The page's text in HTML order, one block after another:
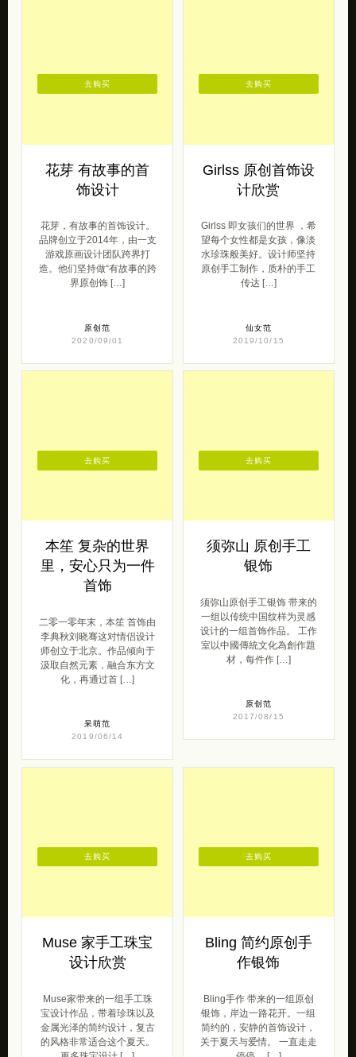
花芽 有故事的首
饰设计
花芽，有故事的首饰设计。
品牌创立于2014年，由一支
游戏原画设计团队跨界打
造。他们坚持做“有故事的跨
界原创饰 […]
原创范
2020/09/01
去购买
Girlss 原创首饰设
计欣赏
Girlss 即女孩们的世界 ，希
望每个女性都是女孩，像淡
水珍珠般美好。设计师坚持
原创手工制作，质朴的手工
传达 […]
仙女范
2019/10/15
去购买
本笙 复杂的世界
里，安心只为一件
首饰
二零一零年末，本笙 首饰由
李典秋刘晓骞这对情侣设计
师创立于北京。作品倾向于
汲取自然元素，融合东方文
化，再通过首 […]
呆萌范
2019/06/14
去购买
须弥山 原创手工
银饰
须弥山原创手工银饰 带来的
一组以传统中国纹样为灵感
设计的一组首饰作品。 工作
室以中國傳統文化為創作題
材，每件作 […]
原创范
2017/08/15
去购买
Muse 家手工珠宝
设计欣赏
Muse家带来的一组手工珠
宝设计作品，带着珍珠以及
金属光泽的简约设计，复古
的风格非常适合这个夏天。
去购买
Bling 简约原创手
作银饰
Bling手作 带来的一组原创
银饰，岸边一路花开。一组
简约的，安静的首饰设计，
关于夏天与爱情。 一直走走
去购买